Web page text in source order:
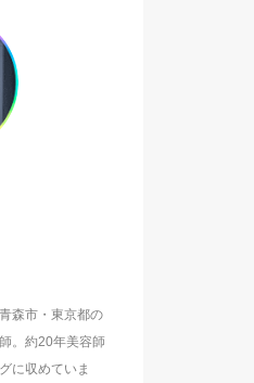
森市・東京都の
。約20年美容師
に収めていま